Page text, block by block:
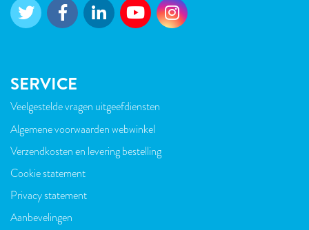
SERVICE
VOET
Veelgestelde vragen uitgeefdiensten
Algemene voorwaarden webwinkel
Verzendkosten en levering bestelling
Cookie statement
Privacy statement
Aanbevelingen